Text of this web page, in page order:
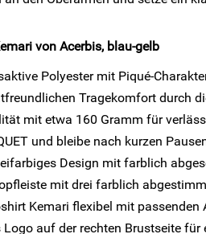
von Acerbis, blau-gelb
Polyester mit Piqué-
Tragekomfort durch
mit etwa 160 Gramm für
und bleibe nach kurzen
Design mit farblich
mit drei farblich
Kemari flexibel mit
Logo auf der rechten Brustseite für